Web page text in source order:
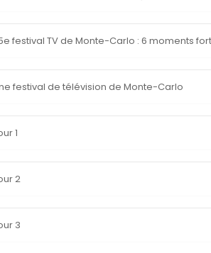
festival TV de Monte-Carlo : 6 moments
festival de télévision de Monte-Carlo
1
2
3